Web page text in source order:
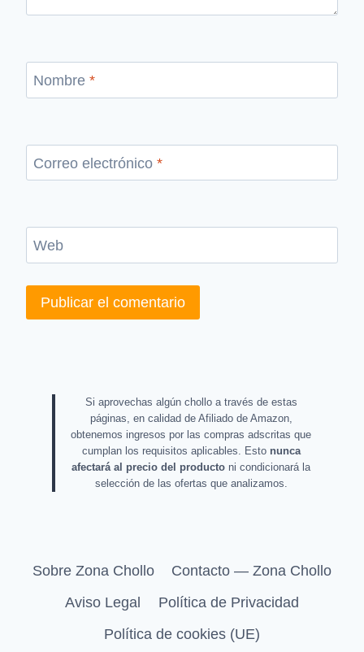
Nombre *
Correo electrónico *
Web
Si aprovechas algún chollo a través de estas
páginas, en calidad de Afiliado de Amazon,
obtenemos ingresos por las compras adscritas que
cumplan los requisitos aplicables. Esto nunca
afectará al precio del producto ni condicionará la
selección de las ofertas que analizamos.
Sobre Zona Chollo
Contacto — Zona Chollo
Aviso Legal
Política de Privacidad
Política de cookies (UE)